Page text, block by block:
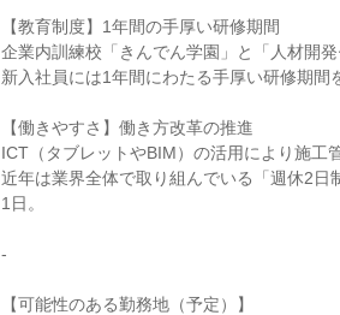
【教育制度】1年間の手厚い研修期間
企業内訓練校「きんでん学園」と「人材開
新入社員には1年間にわたる手厚い研修期間
【働きやすさ】働き方改革の推進
ICT（タブレットやBIM）の活用により施工
近年は業界全体で取り組んでいる「週休2
1日。
-
【可能性のある勤務地（予定）】